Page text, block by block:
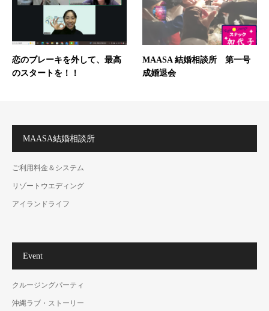
恋のブレーキを外して、最高
のスタートを！！
MAASA 結婚相談所 第一号
成婚退会
MAASA結婚相談所
ご利用料金＆システム
リゾートウエディング
アイランドライフ
Event
クルージングパーティ
沖縄ラブ・ストーリー